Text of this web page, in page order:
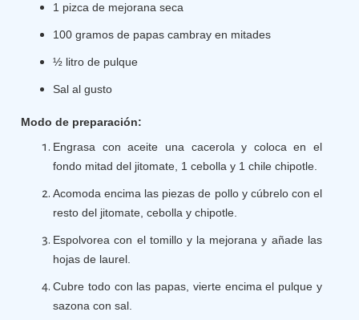
1 pizca de mejorana seca
100 gramos de papas cambray en mitades
½ litro de pulque
Sal al gusto
Modo de preparación:
Engrasa con aceite una cacerola y coloca en el
fondo mitad del jitomate, 1 cebolla y 1 chile chipotle.
Acomoda encima las piezas de pollo y cúbrelo con el
resto del jitomate, cebolla y chipotle.
Espolvorea con el tomillo y la mejorana y añade las
hojas de laurel.
Cubre todo con las papas, vierte encima el pulque y
sazona con sal.